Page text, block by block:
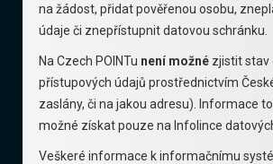
na žádost, přidat pověřenou osobu,
údaje či znepřístupnit datovou schránku.
Na Czech POINTu není možnézjistit stav
přístupových údajů prostřednictvím
zaslány, či na jakou adresu). Informace
možné získat pouze na Infolince
Veškeré informace k informačnímu